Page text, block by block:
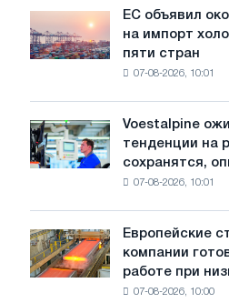
трамвайных
путей
Ярославля
объявил
окончательные
холоднокатаной
стали
стран
ЕС объявил
на импорт
пяти стран
07-08-2026, 10:01
Voestalpine
ожидает,
что
рынке
стали
Voestalpine
тенденции на
сохранятся,
07-08-2026, 10:01
Европейские
сталелитейные
компании
Европейские
компании
работе при
07-08-2026, 10:00